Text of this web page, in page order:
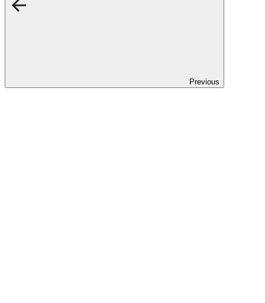
Previous